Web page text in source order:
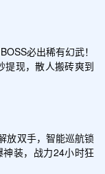
必出稀有幻武！
提现，散人搬砖爽到
放双手，智能巡航锁
装，战力24小时狂